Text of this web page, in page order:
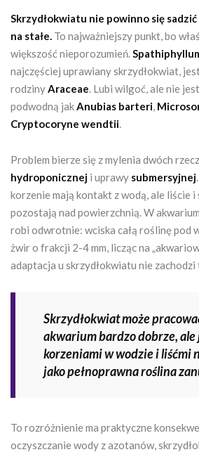
Skrzydłokwiatu nie powinno się
na stałe. To najważniejszy punkt, bo
większość nieporozumień.
najczęściej uprawiany skrzydłokwiat,
rodzinyAraceae. Lubi wilgoć, ale nie
podwodną jakAnubias barteri,
Cryptocoryne wendtii.
Problem bierze się z mylenia dwóch
hydroponicznej i uprawy submersyjnej
korzenie mają kontakt z wodą, ale liście
pozostają nad powierzchnią. W
robi odwrotnie: wciska całą roślinę pod
żwir o frakcji 2-4 mm, licząc na
adaptacja u skrzydłokwiatu nie
Skrzydłokwiat może
akwarium bardzo dobrze, ale
korzeniami w wodzie i liśćmi
jako pełnoprawna roślina
To rozróżnienie ma praktyczne
oczyszczanie wody z azotanów,